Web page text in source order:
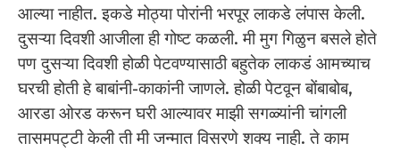
आल्या नाहीत. इकडे मोठ्या पोरांनी भरपूर लाकडे लंपास केली.
दुसऱ्या दिवशी आजीला ही गोष्ट कळली. मी मुग गिळुन बसले होते
पण दुसऱ्या दिवशी होळी पेटवण्यासाठी बहुतेक लाकडं आमच्याच
घरची होती हे बाबांनी-काकांनी जाणले. होळी पेटवून बोंबाबोब,
आरडा ओरड करून घरी आल्यावर माझी सगळ्यांनी चांगली
तासमपट्टी केली ती मी जन्मात विसरणे शक्य नाही. ते काम